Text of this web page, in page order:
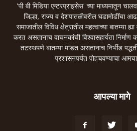
'पी बी मिडिया एन्टरप्राइसेस' च्या माध्यमातून
जिल्हा, राज्य व देशपातळीवरील घडामोडींचा
समाजातील विविध क्षेत्रातील महत्वाच्या बातम्या
करत असतानाच वाचनकांची विश्वासहार्यता
तटस्थपणे बातम्या मांडत असतानाच निर्भीड
प्रशासनपर्यंत पोहचवण्याचा
आपल्या मागे